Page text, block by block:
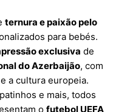
ternura e paixão pelo
para bebés.
exclusiva de
do Azerbaijão, com
a cultura europeia.
e mais, todos
o futebol UEFA